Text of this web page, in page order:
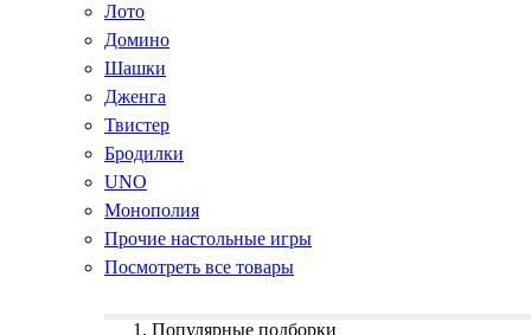
Лото
Домино
Шашки
Дженга
Твистер
Бродилки
UNO
Монополия
Прочие настольные игры
Посмотреть все товары
Популярные подборки